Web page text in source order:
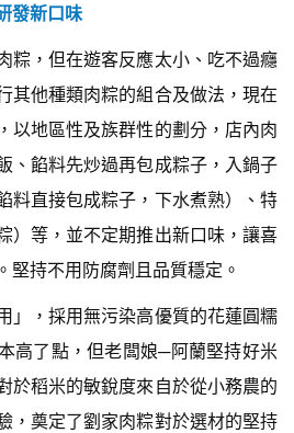
發新口味
粽，但在遊客反應太小、吃不過癮
其他種類肉粽的組合及做法，現在
以地區性及族群性的劃分，店內肉
、餡料先炒過再包成粽子，入鍋子
料直接包成粽子，下水煮熟）、特
）等，並不定期推出新口味，讓喜
堅持不用防腐劑且品質穩定。
」，採用無污染高優質的花蓮圓糯
高了點，但老闆娘─阿蘭堅持好米
於稻米的敏銳度來自於從小務農的
，奠定了劉家肉粽對於選材的堅持